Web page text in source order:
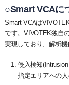
○Smart VCAに
Smart VCAは
です。VIVOTEK独自
実現しており、解析機
侵入検知
指定エリアへの人